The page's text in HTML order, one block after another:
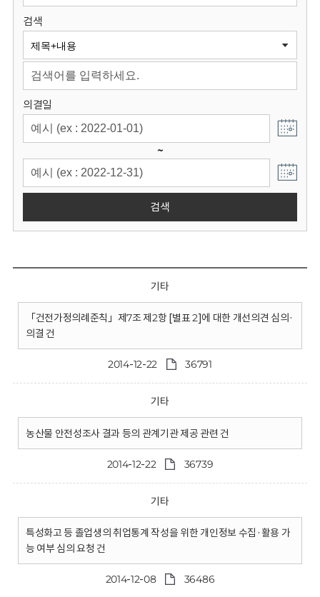
원
회
검색
의결일
~
검색
기타
「건전가정의례준칙」제7조 제2항 [별표 2]에 대한 개선의견 심의·
의결 건
2014-12-22 36791
기타
농산물 안전성조사 결과 등의 관계기관 제공 관련 건
2014-12-22 36739
기타
특성화고 등 졸업생의 취업통계 작성을 위한 개인정보 수집·활용 가
능 여부 심의 요청 건
2014-12-08 36486